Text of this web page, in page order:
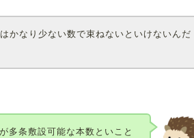
かなり少ない数で束ねないといけないんだ
多条敷設可能な本数といこと